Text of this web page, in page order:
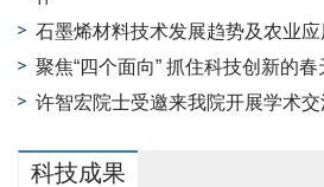
石墨烯材料技术发展趋势及农业
聚焦“四个面向” 抓住科技创新的春
许智宏院士受邀来我院开展学术交
科技成果